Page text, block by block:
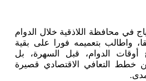
في محافظة اللاذقية خلال الدوام
واطالب بتعميمه فورا على بقية
أوقات الدوام، قبل السهرة، بل
خطط التعافي الاقتصادي قصيرة